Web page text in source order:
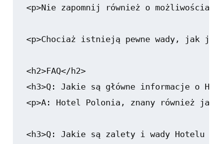
<p>Nie zapomnij również o
<p>Chociaż istnieją pewne wady, jak
<h2>FAQ</h2>
<h3>Q: Jakie są główne informacje o
<p>A: Hotel Polonia, znany również
<h3>Q: Jakie są zalety i wady Hotelu